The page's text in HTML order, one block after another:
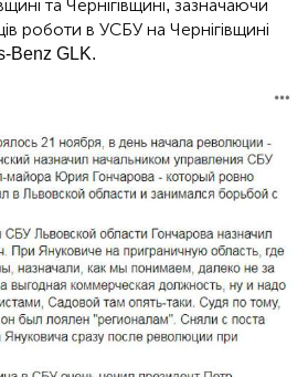
та Чернігівщині, зазначаючи
роботи в УСБУ на Чернігівщині
Benz GLK.